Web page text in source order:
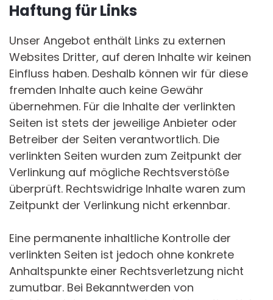
Haftung für Links
Unser Angebot enthält Links zu externen
Websites Dritter, auf deren Inhalte wir keinen
Einfluss haben. Deshalb können wir für diese
fremden Inhalte auch keine Gewähr
übernehmen. Für die Inhalte der verlinkten
Seiten ist stets der jeweilige Anbieter oder
Betreiber der Seiten verantwortlich. Die
verlinkten Seiten wurden zum Zeitpunkt der
Verlinkung auf mögliche Rechtsverstöße
überprüft. Rechtswidrige Inhalte waren zum
Zeitpunkt der Verlinkung nicht erkennbar.
Eine permanente inhaltliche Kontrolle der
verlinkten Seiten ist jedoch ohne konkrete
Anhaltspunkte einer Rechtsverletzung nicht
zumutbar. Bei Bekanntwerden von